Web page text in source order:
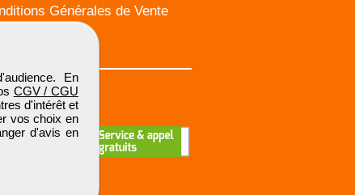
En
CGV / CGU
d'intérêt et
vos choix en
d'avis en
Générales de Vente